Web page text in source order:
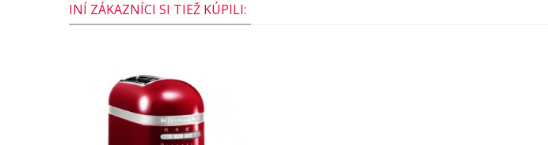
INÍ ZÁKAZNÍCI SI TIEŽ KÚPILI: